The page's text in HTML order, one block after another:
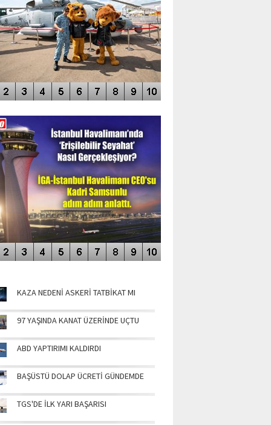
AŞILDIĞI HAVALİMANI
KAZA NEDENİ ASKERİ TATBİKAT MI
97 YAŞINDA KANAT ÜZERİNDE UÇTU
ABD YAPTIRIMI KALDIRDI
BAŞÜSTÜ DOLAP ÜCRETİ GÜNDEMDE
TGS'DE İLK YARI BAŞARISI